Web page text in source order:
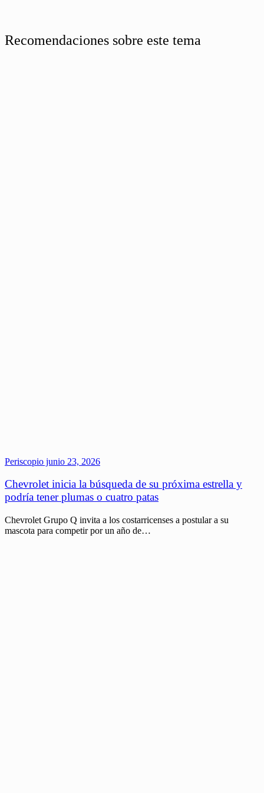
Recomendaciones sobre este tema
Periscopio junio 23, 2026
Chevrolet inicia la búsqueda de su próxima estrella y
podría tener plumas o cuatro patas
Chevrolet Grupo Q invita a los costarricenses a postular a su
mascota para competir por un año de…